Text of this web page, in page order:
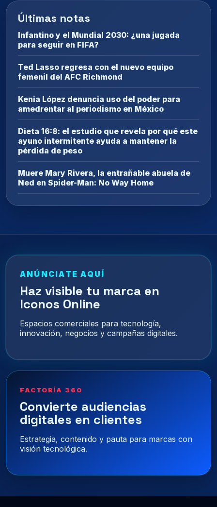
Últimas notas
Infantino y el Mundial 2030: ¿una jugada
para seguir en FIFA?
Ted Lasso regresa con el nuevo equipo
femenil del AFC Richmond
Kenia López denuncia uso del poder para
amedrentar al periodismo en México
Dieta 16:8: el estudio que revela por qué este
ayuno intermitente ayuda a mantener la
pérdida de peso
Muere Mary Rivera, la entrañable abuela de
Ned en Spider-Man: No Way Home
ANÚNCIATE AQUÍ
Haz visible tu marca en
Iconos Online
Espacios comerciales para tecnología,
innovación, negocios y campañas digitales.
FACTORÍA 360
Convierte audiencias
digitales en clientes
Estrategia, contenido y pauta para marcas con
visión tecnológica.